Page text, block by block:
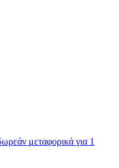
μεταφορικά για 1